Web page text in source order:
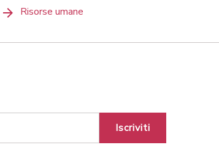
Risorse umane
Iscriviti